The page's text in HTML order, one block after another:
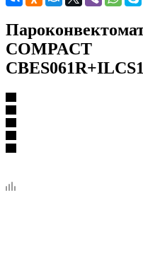
COMPACT